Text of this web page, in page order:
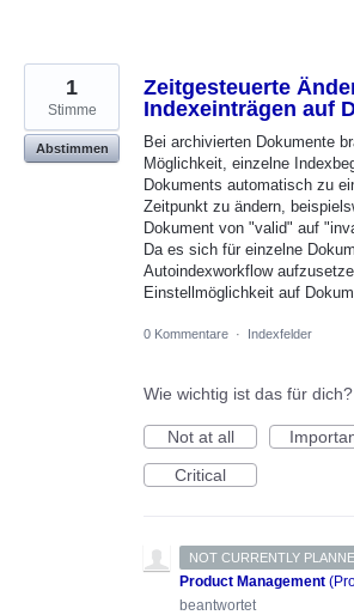
Zeitgesteuerte
Indexeinträgen auf
Bei archivierten Dokumente
Möglichkeit, einzelne
Dokuments automatisch zu
Zeitpunkt zu ändern,
Dokument von "valid" auf
Da es sich für einzelne
Autoindexworkflow
Einstellmöglichkeit auf
1
Stimme
Abstimmen
0 Kommentare · Indexfelder
Wie wichtig ist das für dich?
Not at all
Critical
NOT CURRENTLY
Product Management (
beantwortet